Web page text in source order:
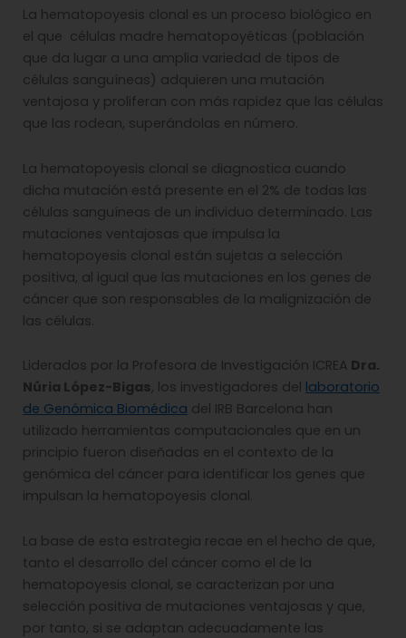
La hematopoyesis clonal es un proceso biológico en
el que células madre hematopoyéticas (población
que da lugar a una amplia variedad de tipos de
células sanguíneas) adquieren una mutación
ventajosa y proliferan con más rapidez que las células
que las rodean, superándolas en número.
La hematopoyesis clonal se diagnostica cuando
dicha mutación está presente en el 2% de todas las
células sanguíneas de un individuo determinado. Las
mutaciones ventajosas que impulsa la
hematopoyesis clonal están sujetas a selección
positiva, al igual que las mutaciones en los genes de
cáncer que son responsables de la malignización de
las células.
Liderados por la Profesora de Investigación ICREA Dra.
Núria López-Bigas, los investigadores del laboratorio
de Genómica Biomédica del IRB Barcelona han
utilizado herramientas computacionales que en un
principio fueron diseñadas en el contexto de la
genómica del cáncer para identificar los genes que
impulsan la hematopoyesis clonal.
La base de esta estrategia recae en el hecho de que,
tanto el desarrollo del cáncer como el de la
hematopoyesis clonal, se caracterizan por una
selección positiva de mutaciones ventajosas y que,
por tanto, si se adaptan adecuadamente las